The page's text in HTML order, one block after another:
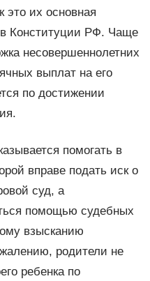
это их основная
в Конституции РФ. Чаще
несовершеннолетних
выплат на его
по достижении
помогать в
вправе подать иск о
суд, а
помощью судебных
взысканию
родители не
ребенка по